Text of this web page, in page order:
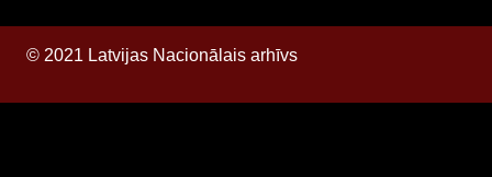
© 2021 Latvijas Nacionālais arhīvs